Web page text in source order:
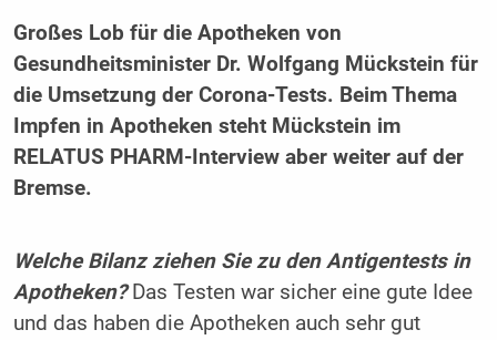
Großes Lob für die Apotheken von
Gesundheitsminister Dr. Wolfgang Mückstein für
die Umsetzung der Corona-Tests. Beim Thema
Impfen in Apotheken steht Mückstein im
RELATUS PHARM-Interview aber weiter auf der
Bremse.
Welche Bilanz ziehen Sie zu den Antigentests in
Apotheken? Das Testen war sicher eine gute Idee
und das haben die Apotheken auch sehr gut